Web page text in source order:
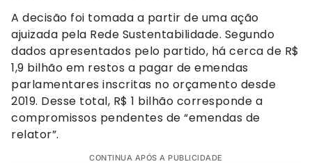
A decisão foi tomada a partir de uma ação
ajuizada pela Rede Sustentabilidade. Segundo
dados apresentados pelo partido, há cerca de R$
1,9 bilhão em restos a pagar de emendas
parlamentares inscritas no orçamento desde
2019. Desse total, R$ 1 bilhão corresponde a
compromissos pendentes de “emendas de
relator”.
CONTINUA APÓS A PUBLICIDADE